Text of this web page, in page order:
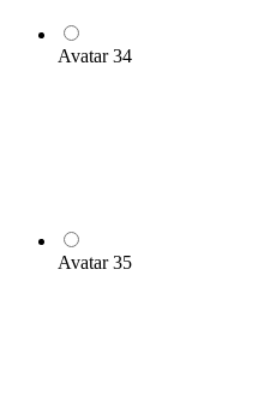
Avatar 34
Avatar 35